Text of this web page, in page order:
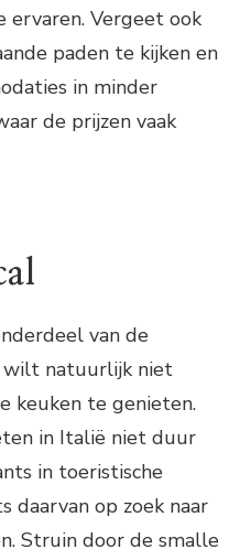
Vergeet ook
paden te kijken en
in minder
de prijzen vaak
van de
wilt natuurlijk niet
keuken te genieten.
in Italië niet duur
in toeristische
daarvan op zoek naar
Struin door de smalle